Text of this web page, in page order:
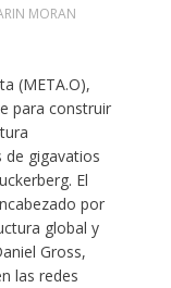
MORAN
(META.O),
para construir
gigavatios
El
por
global y
Gross,
las redes